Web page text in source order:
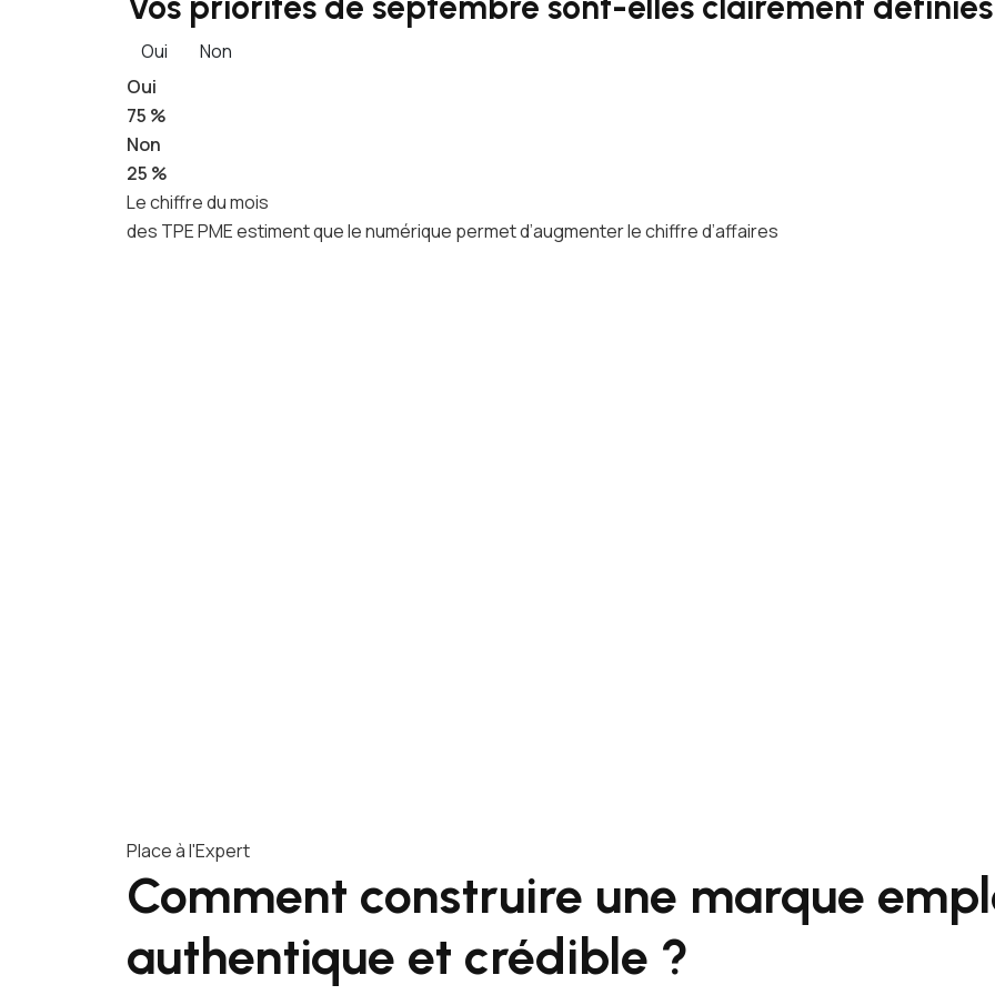
Oui
Non
Oui
75 %
Non
25 %
Le chiffre du mois
des TPE PME estiment que le numérique permet d’augmenter le chiffre d’affaires
Place à l'Expert
Comment construire une marque
authentique et crédible ?